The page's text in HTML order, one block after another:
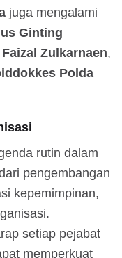
juga mengalami
Ginting
Zulkarnaen,
Polda
rutin dalam
pengembangan
kepemimpinan,
setiap pejabat
memperkuat